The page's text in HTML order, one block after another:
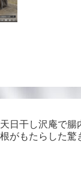
天日干し沢庵で
根がもたらした驚